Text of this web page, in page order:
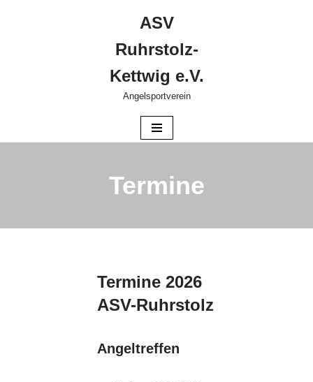
ASV
Ruhrstolz-
Kettwig e.V.
Angelsportverein
Termine
Termine 2026
ASV-Ruhrstolz
Angeltreffen